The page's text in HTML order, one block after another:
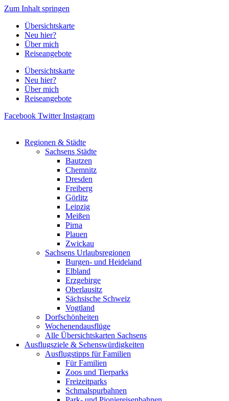
Zum Inhalt springen
Übersichtskarte
Neu hier?
Über mich
Reiseangebote
Übersichtskarte
Neu hier?
Über mich
Reiseangebote
Facebook Twitter Instagram
Regionen & Städte
Sachsens Städte
Bautzen
Chemnitz
Dresden
Freiberg
Görlitz
Leipzig
Meißen
Pirna
Plauen
Zwickau
Sachsens Urlaubsregionen
Burgen- und Heideland
Elbland
Erzgebirge
Oberlausitz
Sächsische Schweiz
Vogtland
Dorfschönheiten
Wochenendausflüge
Alle Übersichtskarten Sachsens
Ausflugsziele & Sehenswürdigkeiten
Ausflugstipps für Familien
Für Familien
Zoos und Tierparks
Freizeitparks
Schmalspurbahnen